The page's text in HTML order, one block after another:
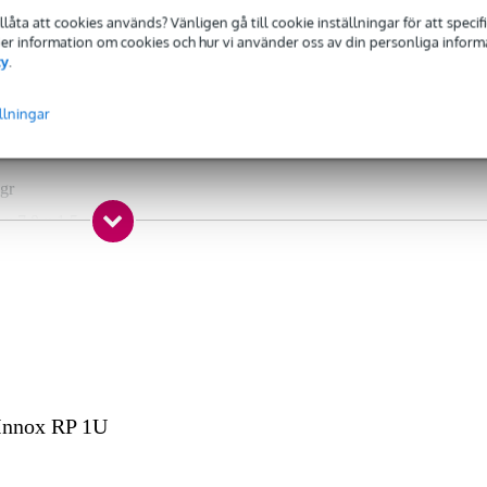
att cookies används? Vänligen gå till cookie inställningar för att
information om cookies och hur vi använder oss av din personliga
.
7,0 x 1,5 cm
RP 1U